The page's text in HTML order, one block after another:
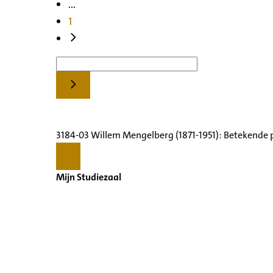
...
1
3184-03 Willem Mengelberg (1871-1951):
Mijn Studiezaal